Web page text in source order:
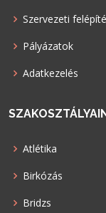
Szervezeti
Pályázatok
Adatkezelés
Atlétika
Birkózás
Bridzs